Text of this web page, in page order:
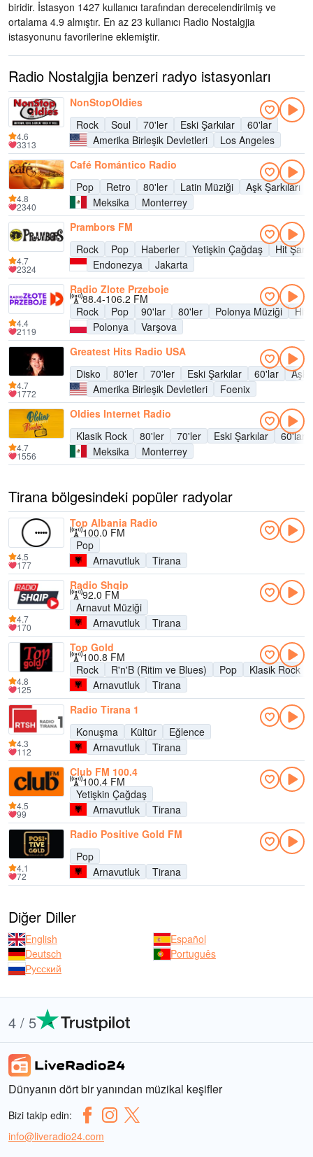
biridir. İstasyon 1427 kullanıcı tarafından derecelendirilmiş ve
ortalama 4.9 almıştır. En az 23 kullanıcı Radio Nostalgjia
istasyonunu favorilerine eklemiştir.
Radio Nostalgjia benzeri radyo istasyonları
NonStopOldies
Rock
Soul 70'ler Eski Şarkılar
60'lar
Amerika Birleşik Devletleri
Los Angeles
4.6
3313
Café Romántico Radio
Pop
Retro 80'ler Latin Müziği
Aşk Şarkıları
Meksika
Monterrey
4.8
2340
Prambors FM
Rock
Pop Haberler Yetişkin Çağdaş
Hit
Endonezya
Jakarta
4.7
2324
Radio Zlote Przeboje
88.4-106.2 FM
Rock
Pop 90'lar 80'ler Polonya Müziği
Hit
Polonya
Varşova
4.4
2119
Greatest Hits Radio USA
Disko
80'ler 70'ler Eski Şarkılar 60'lar
Aşk
Amerika Birleşik Devletleri
Foenix
4.7
1772
Oldies Internet Radio
Klasik Rock
80'ler 70'ler Eski Şarkılar
60'lar
Meksika
Monterrey
4.7
1556
Tirana bölgesindeki popüler radyolar
Top Albania Radio
100.0 FM
Pop
Arnavutluk
Tirana
4.5
177
Radio Shqip
92.0 FM
Arnavut Müziği
Arnavutluk
Tirana
4.7
170
Top Gold
100.8 FM
Rock
R'n'B (Ritim ve Blues) Pop
Klasik Rock
Arnavutluk
Tirana
4.8
125
Radio Tirana 1
Konuşma
Kültür
Eğlence
Arnavutluk
Tirana
4.3
112
Club FM 100.4
100.4 FM
Yetişkin Çağdaş
Arnavutluk
Tirana
4.5
99
Radio Positive Gold FM
Pop
Arnavutluk
Tirana
4.1
72
Diğer Diller
English
Español
Deutsch
Português
Русский
4 / 5
Dünyanın dört bir yanından müzikal keşifler
Bizi takip edin:
info@liveradio24.com